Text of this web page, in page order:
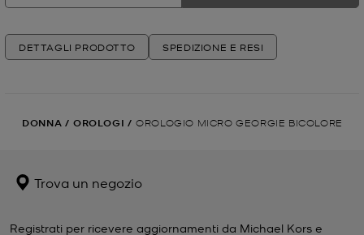
DETTAGLI PRODOTTO SPEDIZIONE E RESI
DONNA / OROLOGI / OROLOGIO MICRO GEORGIE BICOLORE
Trova un negozio
Registrati per ricevere aggiornamenti da Michael Kors e